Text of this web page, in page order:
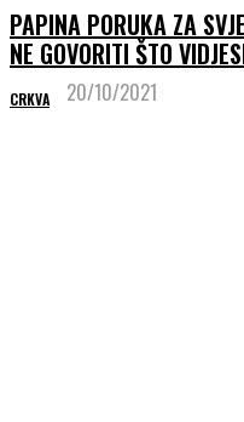
PAPINA PORUKA ZA
NE GOVORITI ŠTO
CRKVA 20/10/2021